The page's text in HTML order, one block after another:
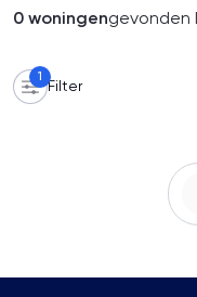
0 woningengevonden
1
Filter